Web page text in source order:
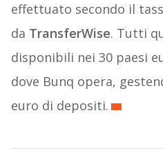
effettuato secondo il
da TransferWise. Tutti
disponibili nei 30 paesi
dove Bunq opera,
euro di depositi.